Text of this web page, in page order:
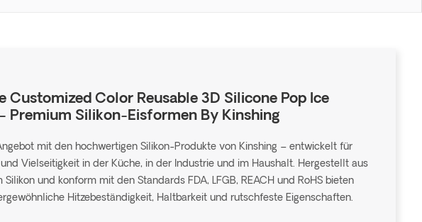
日本語
日本語
Customized Color Reusable 3D Silicone Pop Ice
Premium Silikon-Eisformen By Kinshing
mit den hochwertigen Silikon-Produkte von Kinshing – entwickelt für
Vielseitigkeit in der Küche, in der Industrie und im Haushalt. Hergestellt aus
und konform mit den Standards FDA, LFGB, REACH und RoHS bieten
Hitzebeständigkeit, Haltbarkeit und rutschfeste Eigenschaften.